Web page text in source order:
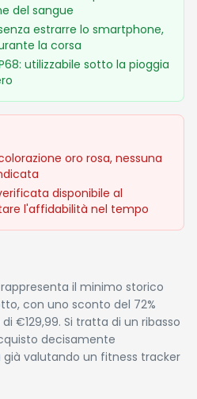
del sangue
estrarre lo smartphone,
la corsa
utilizzabile sotto la pioggia
oro rosa, nessuna
disponibile al
l'affidabilità nel tempo
il minimo storico
con uno sconto del 72%
€129,99. Si tratta di un ribasso
decisamente
valutando un fitness tracker